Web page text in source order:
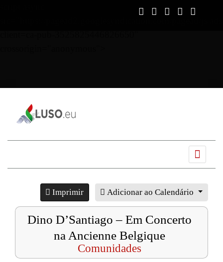
Imprimir Adicionar ao Calendário
Dino D’Santiago – Em Concerto
na Ancienne Belgique
Comunidades
Ano
Mês
Próximo
Próximo